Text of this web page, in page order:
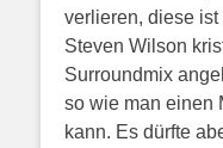
verlieren, diese
Steven Wilson
Surroundmix
so wie man einen
kann. Es dürfte